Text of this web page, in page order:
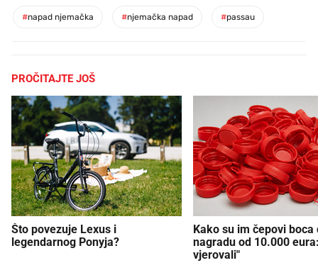
#napad njemačka #njemačka napad #passau
PROČITAJTE JOŠ
Što povezuje Lexus i
legendarnog Ponyja?
Kako su im čepovi boca
nagradu od 10.000
vjerovali"